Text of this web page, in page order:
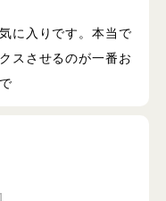
に入りです。本当で
スさせるのが一番お